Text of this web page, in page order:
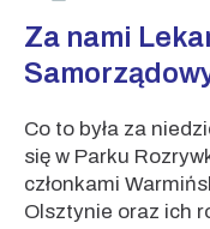
Za nami
Co to była za
się w Parku
członkami
Olsztynie oraz ich